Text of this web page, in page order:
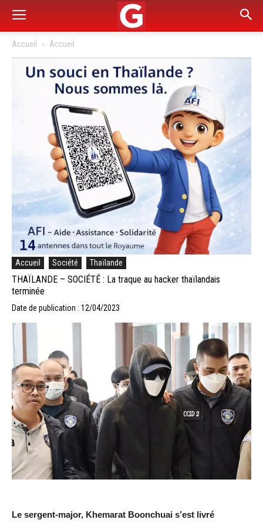
Accueil Accueil
Accueil Société Thaïlande
THAÏLANDE – SOCIÉTÉ : La traque au hacker thaïlandais
terminée
Date de publication : 12/04/2023
Le sergent-major, Khemarat Boonchuai s’est livré